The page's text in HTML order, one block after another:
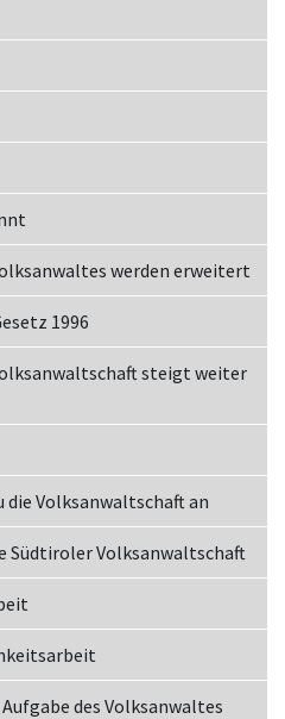
werden erweitert
1996
steigt weiter
Volksanwaltschaft an
Südtiroler Volksanwaltschaft
des Volksanwaltes